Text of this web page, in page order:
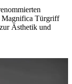
Magnifica Türgriff
Ästhetik und